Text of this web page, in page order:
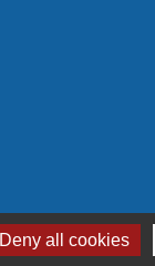
Deny all cookies